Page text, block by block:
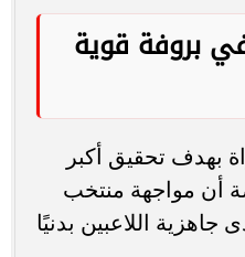
بروفة قوية
بهدف تحقيق أكبر
أن مواجهة منتخب
اللاعبين بدنيًا